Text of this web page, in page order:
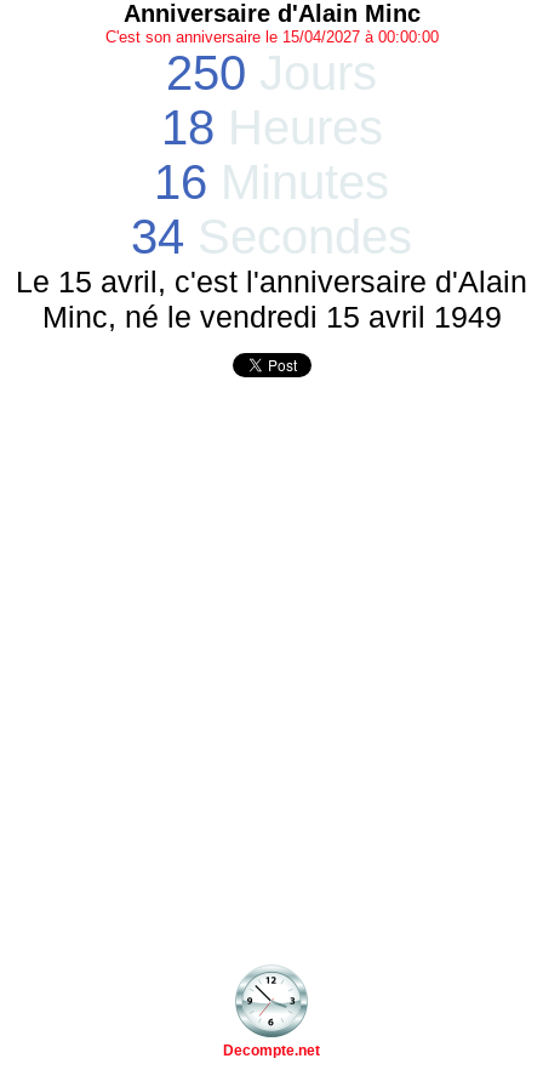
Anniversaire d'Alain Minc
C'est son anniversaire le 15/04/2027 à 00:00:00
250 Jours
18 Heures
16 Minutes
34 Secondes
Le 15 avril, c'est l'anniversaire d'Alain
Minc, né le vendredi 15 avril 1949
Decompte.net